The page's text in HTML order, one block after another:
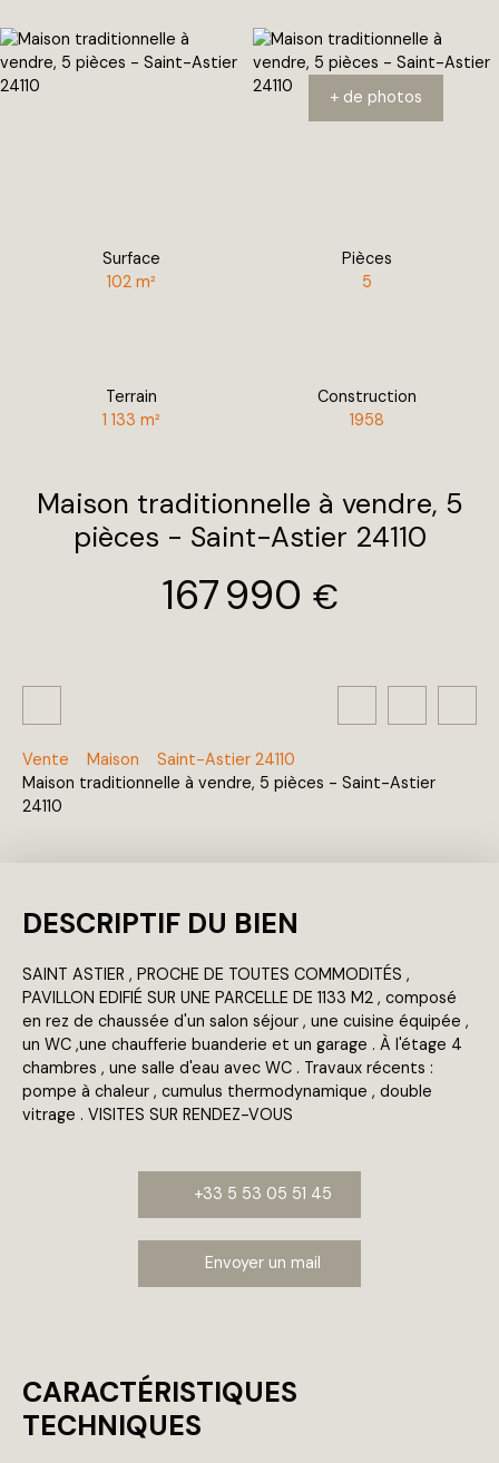
+ de photos
Surface
102m²
Pièces
5
Terrain
1 133m²
Construction
1958
Maison traditionnelle à vendre, 5
pièces - Saint-Astier 24110
167 990 €
Vente Maison
Saint-Astier 24110
Maison traditionnelle à vendre, 5 pièces - Saint-Astier
24110
DESCRIPTIF DU BIEN
SAINT ASTIER , PROCHE DE TOUTES COMMODITÉS ,
PAVILLON EDIFIÉ SUR UNE PARCELLE DE 1133 M2 , composé
en rez de chaussée d'un salon séjour , une cuisine équipée ,
un WC ,une chaufferie buanderie et un garage . À l'étage 4
chambres , une salle d'eau avec WC . Travaux récents :
pompe à chaleur , cumulus thermodynamique , double
vitrage . VISITES SUR RENDEZ-VOUS
+33 5 53 05 51 45
Envoyer un mail
CARACTÉRISTIQUES
TECHNIQUES